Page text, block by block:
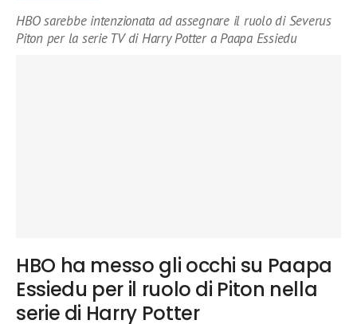
HBO sarebbe intenzionata ad assegnare il ruolo di Severus
Piton per la serie TV di Harry Potter a Paapa Essiedu
HBO ha messo gli occhi su Paapa
Essiedu per il ruolo di Piton nella
serie di Harry Potter